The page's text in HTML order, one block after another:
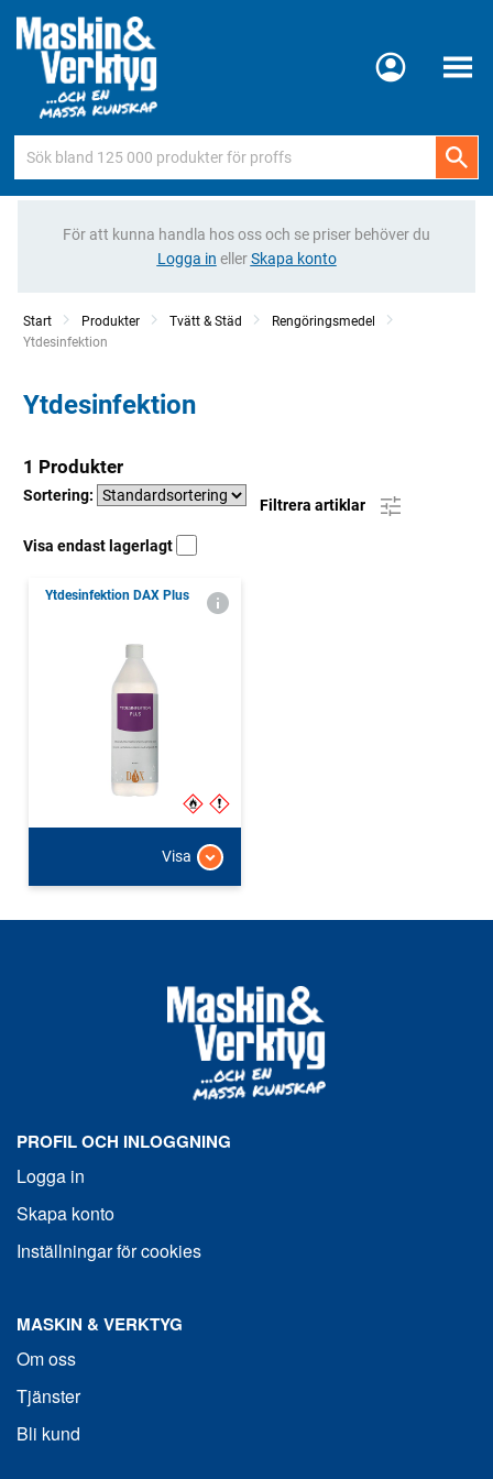
Meny
För att kunna handla hos oss och se priser behöver du
Logga in ellerSkapa konto
Start Produkter Tvätt & Städ
Rengöringsmedel
Current:
Ytdesinfektion
Ytdesinfektion
1 Produkter
Sortering:
Filtrera artiklar
Visa endast lagerlagt
Ytdesinfektion DAX Plus
Visa
PROFIL OCH INLOGGNING
Logga in
Skapa konto
Inställningar för cookies
MASKIN & VERKTYG
Om oss
Tjänster
Bli kund